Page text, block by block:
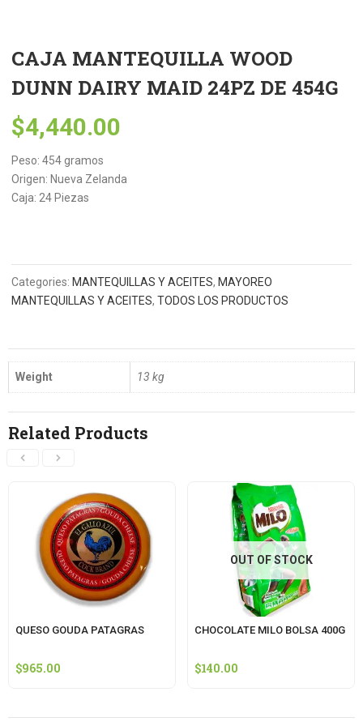
CAJA MANTEQUILLA WOOD
DUNN DAIRY MAID 24PZ DE 454G
$4,440.00
Peso: 454 gramos
Origen: Nueva Zelanda
Caja: 24 Piezas
Categories: MANTEQUILLAS Y ACEITES, MAYOREO
MANTEQUILLAS Y ACEITES,TODOS LOS PRODUCTOS
Weight 13 kg
Related Products
QUESO GOUDA PATAGRAS
$965.00
OUT OF STOCK
CHOCOLATE MILO BOLSA 400G
$140.00